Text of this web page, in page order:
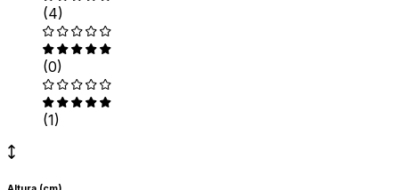
(4)
(0)
(1)